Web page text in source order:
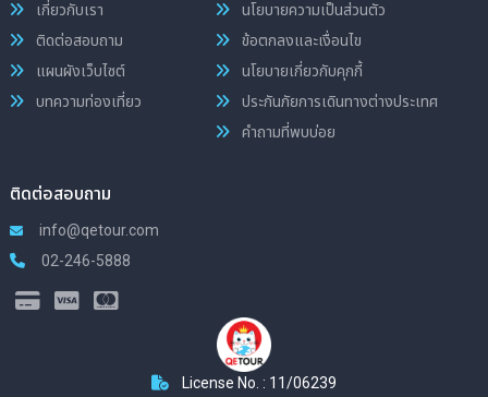
เกี่ยวกับเรา
ติดต่อสอบถาม
แผนผังเว็บไซต์
บทความท่องเที่ยว
นโยบายความเป็นส่วนตัว
ข้อตกลงและเงื่อนไข
นโยบายเกี่ยวกับคุกกี้
ประกันภัยการเดินทางต่างประเทศ
คำถามที่พบบ่อย
ติดต่อสอบถาม
info@qetour.com
02-246-5888
License No. : 11/06239